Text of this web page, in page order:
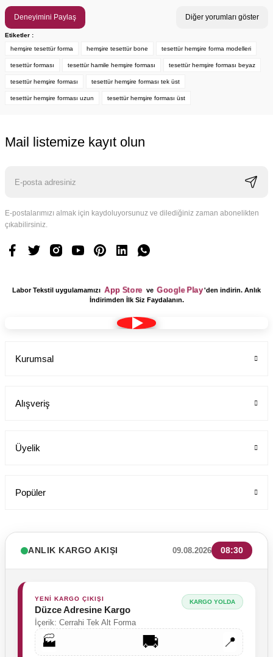
199,00 TL
Tesettür Cerrahi Bone Terikoton Kumaş Yeni Model
Deneyimini Paylaş Diğer yorumları göster
Etiketler :
hemşire tesettür forma
hemşire tesettür bone tesettür hemşire forma modelleri
tesettür forması tesettür hamile hemşire forması tesettür hemşire forması beyaz
tesettür hemşire forması tesettür hemşire forması tek üst
tesettür hemşire forması uzun tesettür hemşire forması üst
Mail listemize kayıt olun
E-postalarımızı almak için kaydoluyorsunuz ve dilediğiniz zaman abonelikten
çıkabilirsiniz.
Labor Tekstil uygulamamızı App Store ve Google Play'den indirin. Anlık
İndirimden İlk Siz Faydalanın.
Kurumsal
Alışveriş
Üyelik
Popüler
ANLIK KARGO AKIŞI 09.08.2026 08:30
YENİ KARGO ÇIKIŞI
Düzce Adresine Kargo
İçerik: Cerrahi Tek Alt Forma
KARGO YOLDA
🏭 🚚 📍